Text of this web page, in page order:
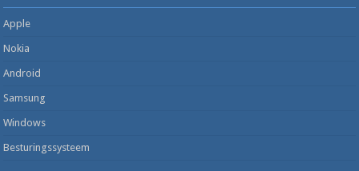
Apple
Nokia
Android
Samsung
Windows
Besturingssysteem